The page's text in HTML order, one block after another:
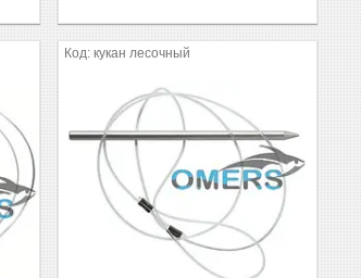
кукан лесочный